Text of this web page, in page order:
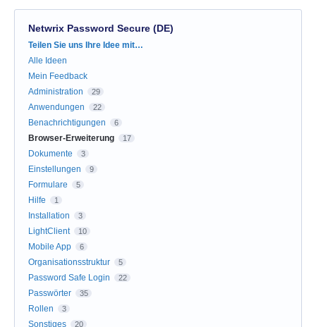
Netwrix Password Secure (DE)
Kategorien
Teilen Sie uns Ihre Idee mit…
Alle Ideen
Mein Feedback
Administration
29
Anwendungen 22
Benachrichtigungen 6
Browser-Erweiterung 17
Dokumente 3
Einstellungen 9
Formulare 5
Hilfe 1
Installation 3
LightClient 10
Mobile App 6
Organisationsstruktur 5
Password Safe Login 22
Passwörter 35
Rollen 3
Sonstiges 20